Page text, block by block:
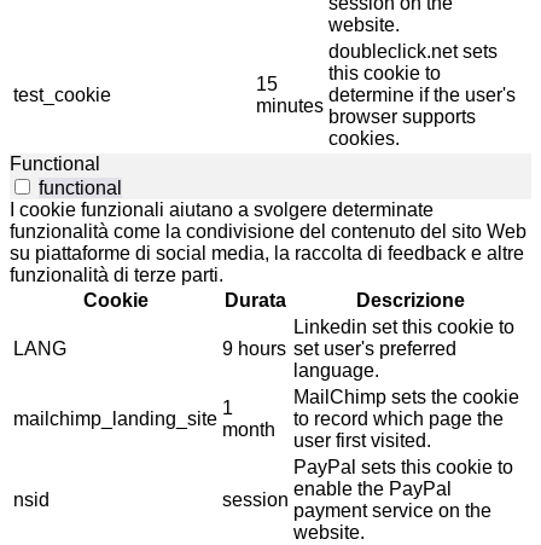
website.
test_cookie
15
minutes
doubleclick.net sets
this cookie to
determine if the user's
browser supports
cookies.
Functional
functional
I cookie funzionali aiutano a svolgere determinate
funzionalità come la condivisione del contenuto del sito Web
su piattaforme di social media, la raccolta di feedback e altre
funzionalità di terze parti.
Cookie
Durata Descrizione
LANG 9 hours
Linkedin set this cookie to
set user's preferred
language.
mailchimp_landing_site
1
month
MailChimp sets the cookie
to record which page the
user first visited.
nsid session
PayPal sets this cookie to
enable the PayPal
payment service on the
website.